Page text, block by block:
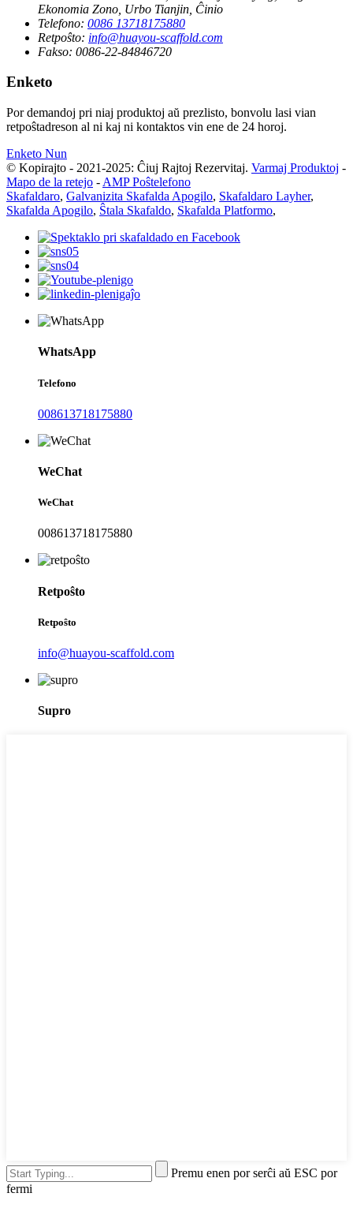
Ekonomia Zono, Urbo Tianjin, Ĉinio
Telefono: 0086 13718175880
Retpoŝto: info@huayou-scaffold.com
Fakso: 0086-22-84846720
Enketo
Por demandoj pri niaj produktoj aŭ prezlisto, bonvolu lasi vian
retpoŝtadreson al ni kaj ni kontaktos vin ene de 24 horoj.
Enketo Nun
© Kopirajto - 2021-2025: Ĉiuj Rajtoj Rezervitaj. Varmaj Produktoj -
Mapo de la retejo - AMP Poŝtelefono
Skafaldaro, Galvanizita Skafalda Apogilo, Skafaldaro Layher,
Skafalda Apogilo, Ŝtala Skafaldo, Skafalda Platformo,
WhatsApp
Telefono
008613718175880
WeChat
WeChat
008613718175880
Retpoŝto
Retpoŝto
info@huayou-scaffold.com
Supro
Premu enen por serĉi aŭ ESC por
fermi